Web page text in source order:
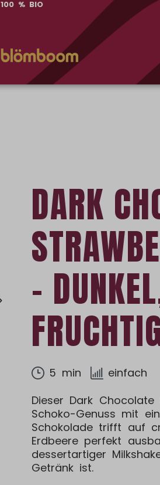
100 % BIO
DARK
–
5 min
einfach
Dieser Dark
Schoko-Genuss mit
Schokolade trifft auf
Erdbeere perfekt
dessertartiger
Getränk ist.